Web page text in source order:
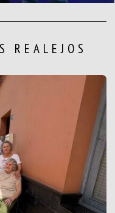
REALEJOS